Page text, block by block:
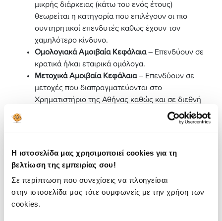
Η ιστοσελίδα μας χρησιμοποιεί cookies για τη
βελτίωση της εμπειρίας σου!
Σε περίπτωση που συνεχίσεις να πλοηγείσαι
στην ιστοσελίδα μας τότε συμφωνείς με την χρήση των
cookies.
μικρής διάρκειας (κάτω του ενός έτους)
θεωρείται η κατηγορία που επιλέγουν οι πιο
συντηρητικοί επενδυτές καθώς έχουν τον
χαμηλότερο κίνδυνο.
Ομολογιακά Αμοιβαία Κεφάλαια– Επενδύουν σε
κρατικά ή/και εταιρικά ομόλογα.
Μετοχικά Αμοιβαία Κεφάλαια– Επενδύουν σε
μετοχές που διαπραγματεύονται στο
Χρηματιστήριο της Αθήνας καθώς και σε διεθνή
χρηματιστήρια. Τα «μετοχικά εσωτερικού»
επενδύουν σε ελληνικές μετοχές, τα «μετοχικά
αναδυόμενες αγορές, στην Ευρωζώνη ή στο
αμερικανικό χρηματιστήριο.
Μικτά Αμοιβαία Κεφάλαια – Επενδύουν και στις
τρεις προηγούμενες κατηγορίες.
Fund of funds